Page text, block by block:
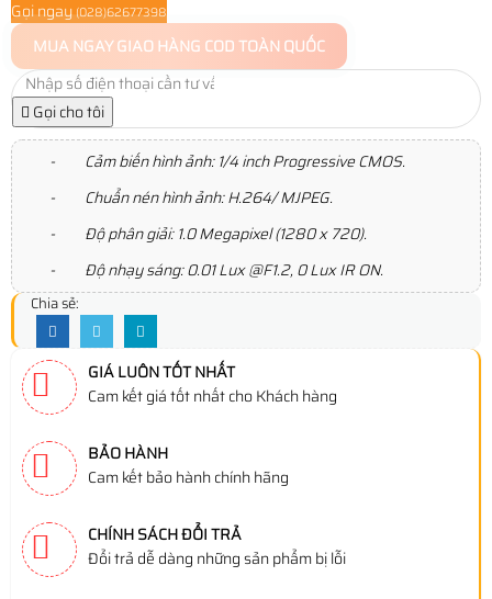
Gọi ngay(028)62677398
MUA NGAYGIAO HÀNG COD TOÀN QUỐC
Gọi cho tôi
- Cảm biến hình ảnh: 1/4 inch Progressive CMOS.
- Chuẩn nén hình ảnh: H.264/ MJPEG.
- Độ phân giải: 1.0 Megapixel (1280 x 720).
- Độ nhạy sáng: 0.01 Lux @F1.2, 0 Lux IR ON.
Chia sẻ:
GIÁ LUÔN TỐT NHẤT
Cam kết giá tốt nhất cho Khách hàng
BẢO HÀNH
Cam kết bảo hành chính hãng
CHÍNH SÁCH ĐỔI TRẢ
Đổi trả dễ dàng những sản phẩm bị lỗi